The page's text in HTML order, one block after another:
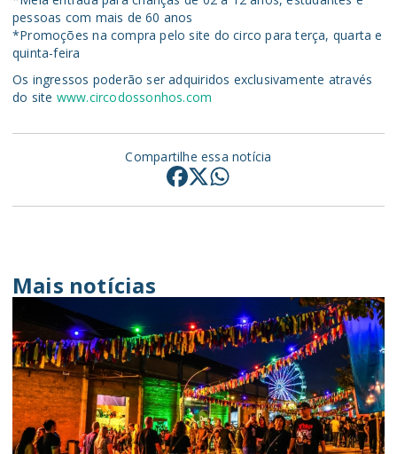
pessoas com mais de 60 anos
*Promoções na compra pelo site do circo para terça, quarta e
quinta-feira
Os ingressos poderão ser adquiridos exclusivamente através
do site www.circodossonhos.com
Compartilhe essa notícia
Mais notícias